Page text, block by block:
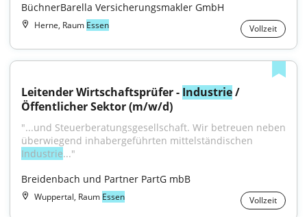
BüchnerBarella Versicherungsmakler GmbH
Herne, Raum Essen Vollzeit
Leitender Wirtschaftsprüfer - Industrie /
Öffentlicher Sektor (m/w/d)
"...und Steuerberatungsgesellschaft. Wir betreuen neben
Industrie..."
Breidenbach und Partner PartG mbB
Wuppertal, Raum Essen Vollzeit